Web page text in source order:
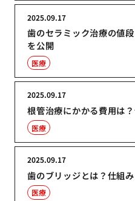
歯のセラミック治療の値
を公開
2025.09.17
医療
根管治療にかかる費用は
2025.09.17
医療
歯のブリッジとは？仕組
2025.09.17
医療